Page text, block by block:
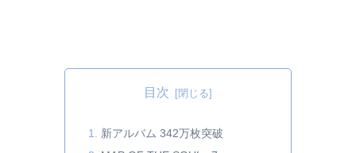
目次
新アルバム 342万枚突破